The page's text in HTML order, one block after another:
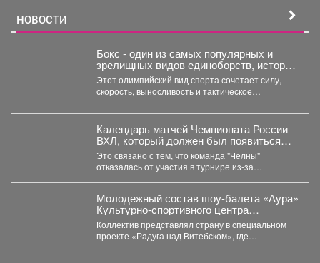
НОВОСТИ
Бокс - один из самых популярных и
зрелищных видов единоборств, история
которого насчитывает не одно столетие.
Этот олимпийский вид спорта сочетает силу,
скорость, выносливость и тактическое
Календарь матчей Чемпионата России
ВХЛ, который должен был появиться
сегодня, опубликуют позднее.
Это связано с тем, что команда "Челны"
отказалась от участия в турнире из-за
Молодежный состав шоу-балета «Аура»
Культурно-спортивного центра
металлургов победил в международном
конкурсе «Славянский базар» в
Витебске.
Коллектив представлял страну в специальном
проекте «Радуга над Витебском», где